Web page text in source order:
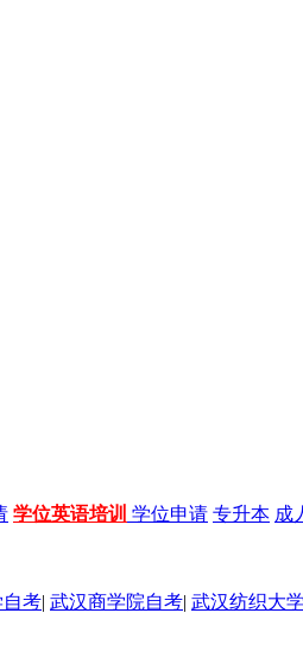
学位英语培训 学位申请 专升本 成
考| 武汉商学院自考| 武汉纺织大